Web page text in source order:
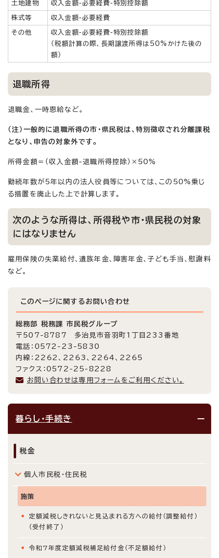
土地建物 収入金額-必要経費-特別控除額
株式等 収入金額-必要経費
その他
収入金額-必要経費-特別控除額
（税額計算の際、長期譲渡所得は50%かけた後の
額）
退職所得
退職金、一時恩給など。
（注）一般的に退職所得の市・県民税は、特別徴収され分離課税
となり、申告の対象外です。
所得金額＝（収入金額-退職所得控除）×50%
勤続年数が5年以内の法人役員等については、この50%乗じ
る措置を廃止した上で計算します。
次のような所得は、所得税や市・県民税の対象
にはなりません
雇用保険の失業給付、遺族年金、障害年金、子ども手当、慰謝料
など。
このページに関する お問い合わせ
総務部 税務課 市民税グループ
〒507-8787 多治見市音羽町1丁目233番地
電話：0572-23-5830
内線：2262、2263、2264、2265
ファクス：0572-25-8228
お問い合わせは専用フォームをご利用ください。
暮らし・手続き
税金
個人市民税・住民税
施策
定額減税しきれないと見込まれる方への給付（調整給付）
（受付終了）
令和7年度定額減税補足給付金（不足額給付）